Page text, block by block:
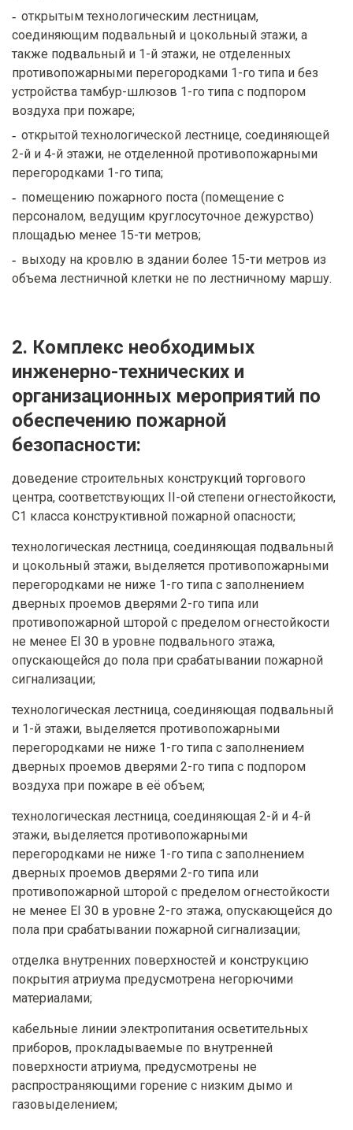
открытым технологическим лестницам,
соединяющим подвальный и цокольный этажи, а
также подвальный и 1-й этажи, не отделенных
противопожарными перегородками 1-го типа и без
устройства тамбур-шлюзов 1-го типа с подпором
воздуха при пожаре;
открытой технологической лестнице, соединяющей
2-й и 4-й этажи, не отделенной противопожарными
перегородками 1-го типа;
помещению пожарного поста (помещение с
персоналом, ведущим круглосуточное дежурство)
площадью менее 15-ти метров;
выходу на кровлю в здании более 15-ти метров из
объема лестничной клетки не по лестничному маршу.
2. Комплекс необходимых
инженерно-технических и
организационных мероприятий по
обеспечению пожарной
безопасности:
доведение строительных конструкций торгового
центра, соответствующих II-ой степени огнестойкости,
С1 класса конструктивной пожарной опасности;
технологическая лестница, соединяющая подвальный
и цокольный этажи, выделяется противопожарными
перегородками не ниже 1-го типа с заполнением
дверных проемов дверями 2-го типа или
противопожарной шторой с пределом огнестойкости
не менее EI 30 в уровне подвального этажа,
опускающейся до пола при срабатывании пожарной
сигнализации;
технологическая лестница, соединяющая подвальный
и 1-й этажи, выделяется противопожарными
перегородками не ниже 1-го типа с заполнением
дверных проемов дверями 2-го типа с подпором
воздуха при пожаре в её объем;
технологическая лестница, соединяющая 2-й и 4-й
этажи, выделяется противопожарными
перегородками не ниже 1-го типа с заполнением
дверных проемов дверями 2-го типа или
противопожарной шторой с пределом огнестойкости
не менее EI 30 в уровне 2-го этажа, опускающейся до
пола при срабатывании пожарной сигнализации;
отделка внутренних поверхностей и конструкцию
покрытия атриума предусмотрена негорючими
материалами;
кабельные линии электропитания осветительных
приборов, прокладываемые по внутренней
поверхности атриума, предусмотрены не
распространяющими горение с низким дымо и
газовыделением;